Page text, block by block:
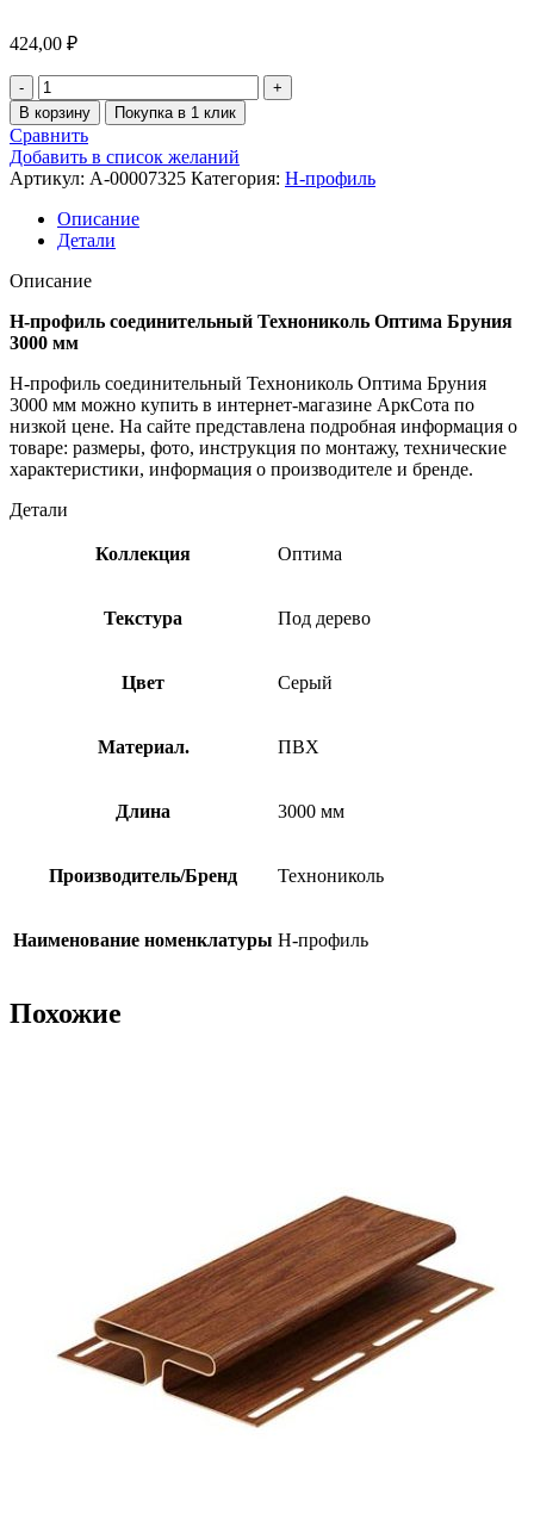
424,00 ₽
В корзину Покупка в 1 клик
Сравнить
Добавить в список желаний
Артикул: A-00007325 Категория: H-профиль
Описание
Детали
Описание
H-профиль соединительный Технониколь Оптима Бруния
3000 мм
H-профиль соединительный Технониколь Оптима Бруния
3000 мм можно купить в интернет-магазине АркСота по
низкой цене. На сайте представлена подробная информация о
товаре: размеры, фото, инструкция по монтажу, технические
характеристики, информация о производителе и бренде.
Детали
Коллекция Оптима
Текстура Под дерево
Цвет Серый
Материал. ПВХ
Длина 3000 мм
Производитель/Бренд Технониколь
Наименование номенклатуры H-профиль
Похожие